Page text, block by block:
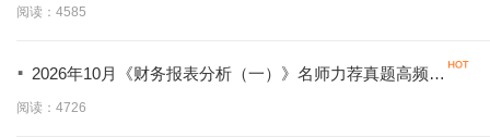
阅读：4585
· 2026年10月《财务报表分析（一）》名师力荐真题高频考
点
阅读：4726